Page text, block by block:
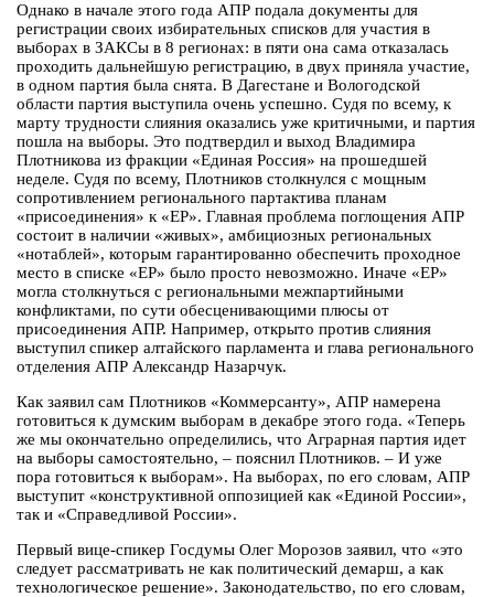
Однако в начале этого года АПР подала документы для
регистрации своих избирательных списков для участия в
выборах в ЗАКСы в 8 регионах: в пяти она сама отказалась
проходить дальнейшую регистрацию, в двух приняла участие,
в одном партия была снята. В Дагестане и Вологодской
области партия выступила очень успешно. Судя по всему, к
марту трудности слияния оказались уже критичными, и партия
пошла на выборы. Это подтвердил и выход Владимира
Плотникова из фракции «Единая Россия» на прошедшей
неделе. Судя по всему, Плотников столкнулся с мощным
сопротивлением регионального партактива планам
«присоединения» к «ЕР». Главная проблема поглощения АПР
состоит в наличии «живых», амбициозных региональных
«нотаблей», которым гарантированно обеспечить проходное
место в списке «ЕР» было просто невозможно. Иначе «ЕР»
могла столкнуться с региональными межпартийными
конфликтами, по сути обесценивающими плюсы от
присоединения АПР. Например, открыто против слияния
выступил спикер алтайского парламента и глава регионального
отделения АПР Александр Назарчук.
Как заявил сам Плотников «Коммерсанту», АПР намерена
готовиться к думским выборам в декабре этого года. «Теперь
же мы окончательно определились, что Аграрная партия идет
на выборы самостоятельно, – пояснил Плотников. – И уже
пора готовиться к выборам». На выборах, по его словам, АПР
выступит «конструктивной оппозицией как «Единой России»,
так и «Справедливой России».
Первый вице-спикер Госдумы Олег Морозов заявил, что «это
следует рассматривать не как политический демарш, а как
технологическое решение». Законодательство, по его словам,